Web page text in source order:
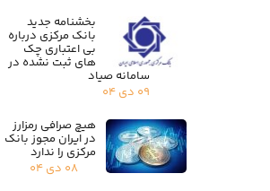
بخشنامه جدید
بانک مرکزی درباره
بی اعتباری چک
های ثبت نشده در
سامانه صیاد
۰۹ دی ۰۴
هیچ صرافی رمزارز
در ایران مجوز بانک
مرکزی را ندارد
۰۸ دی ۰۴